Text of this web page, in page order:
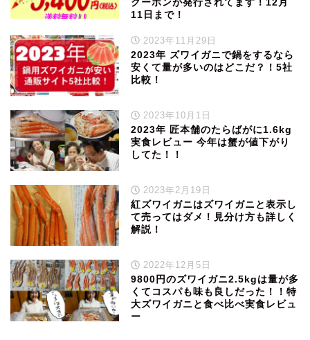
クーポンが発行されてます！12月
11日まで！
2023年11月29日
2023年 ズワイガニで鍋をするなら
安くて量が多いのはどこだ？！5社
比較！
2023年10月1日
2023年 匠本舗のたらばがに1.6kg
実食レビュー 今年は蟹が値下がり
してた！！
2023年2月19日
紅ズワイガニはズワイガニと表示し
て売ってはダメ！見分け方も詳しく
解説！
2022年12月5日
9800円のズワイガニ2.5kgは量が多
くてコスパも味も良しだった！！特
大ズワイガニと食べ比べ実食レビュ
ー